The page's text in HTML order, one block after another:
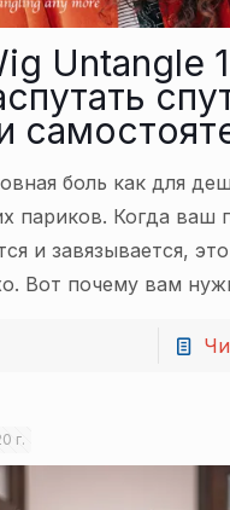
Untangle
боль как для
париков. Когда ваш
и завязывается,
Вот почему вам
г.